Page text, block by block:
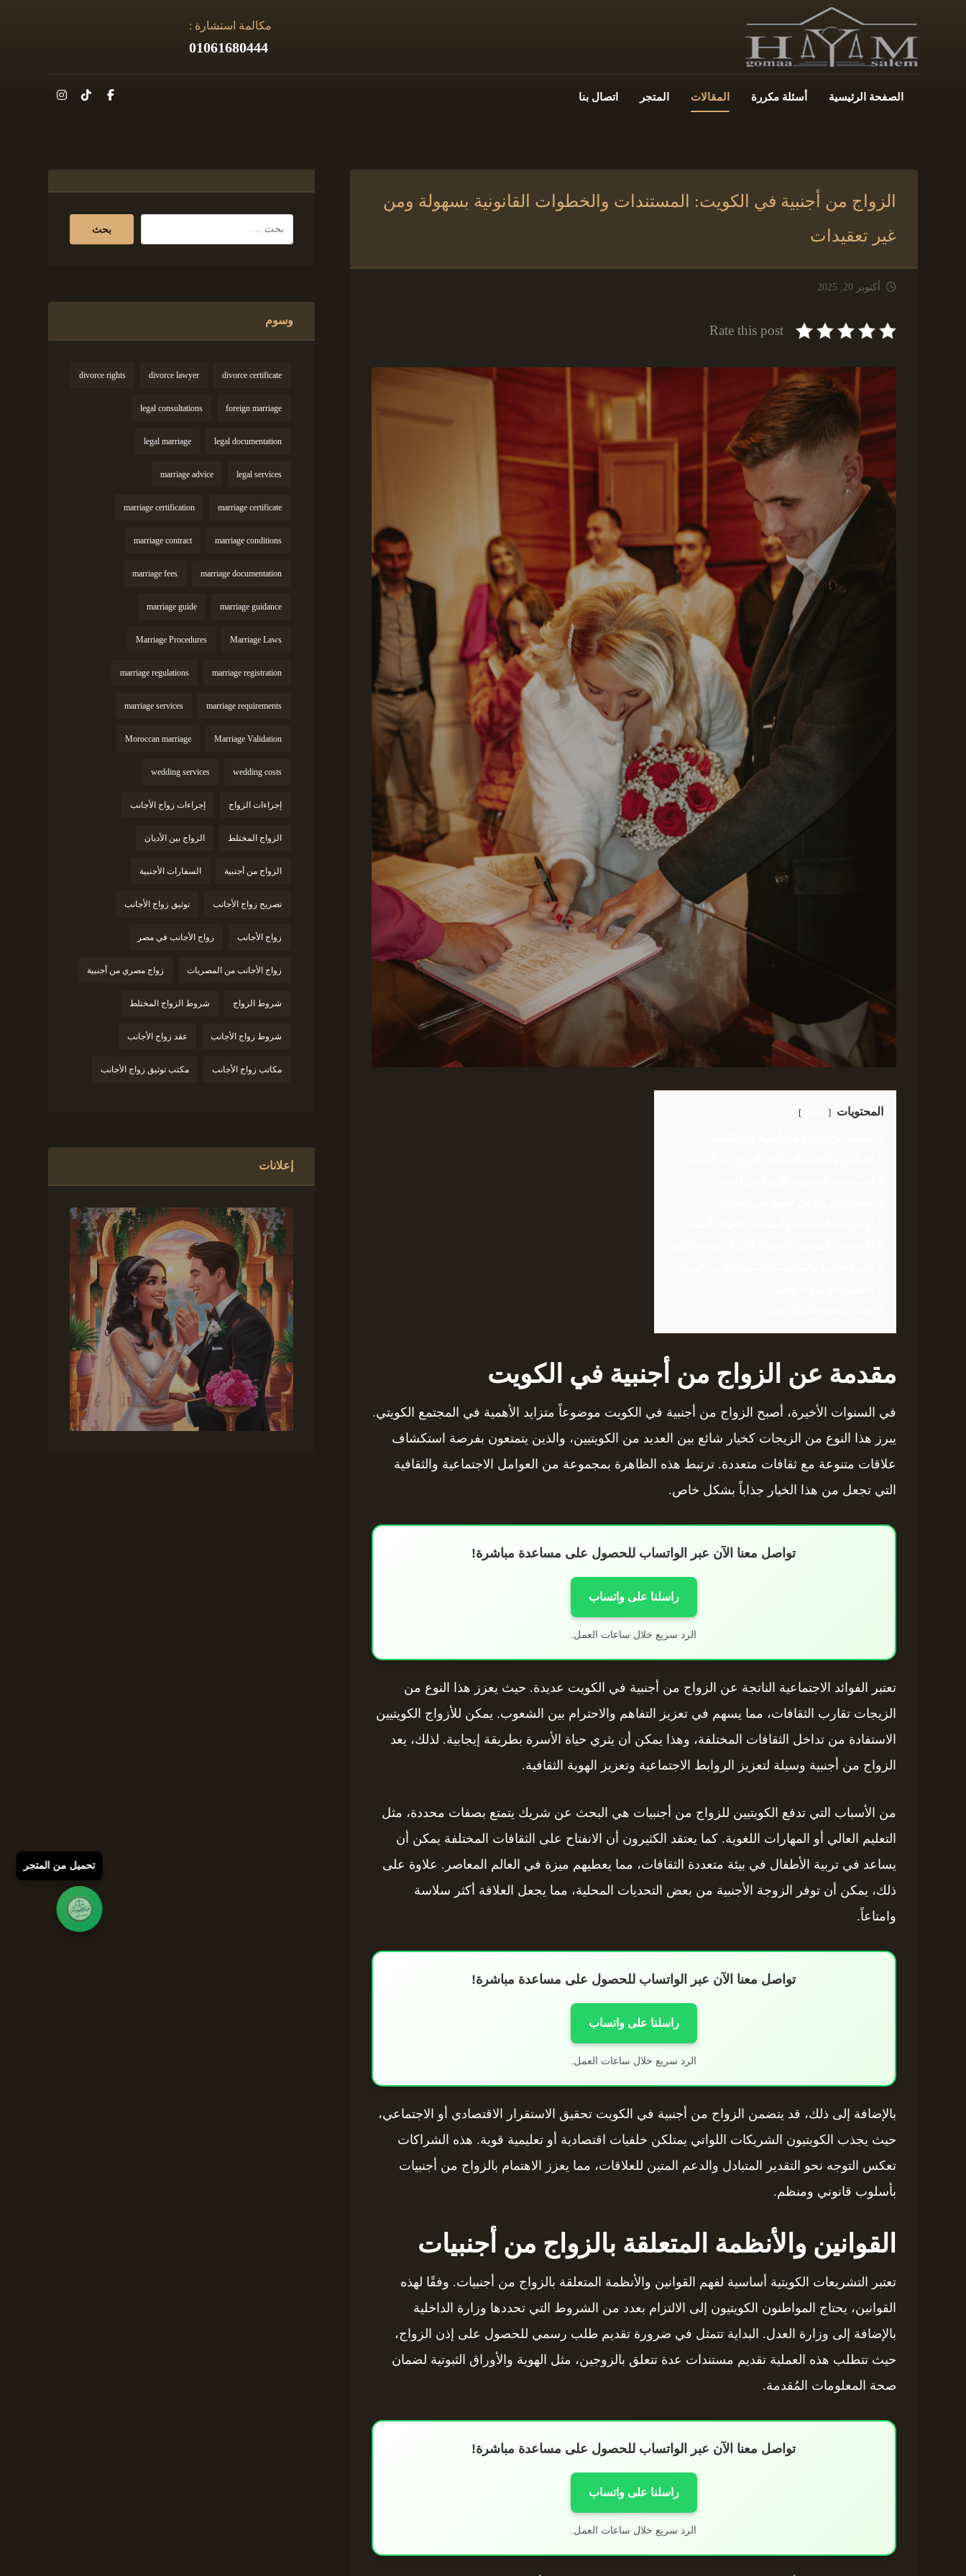
مكالمة استشارة :
01061680444
الصفحة الرئيسية أسئلة مكررة المقالات المتجر اتصال بنا
الزواج من أجنبية في الكويت: المستندات والخطوات القانونية بسهولة ومن
غير تعقيدات
أكتوبر 20, 2025
Rate this post
المحتويات
مقدمة عن الزواج من أجنبية في الكويت
في السنوات الأخيرة، أصبح الزواج من أجنبية في الكويت موضوعاً متزايد الأهمية في المجتمع الكويتي.
يبرز هذا النوع من الزيجات كخيار شائع بين العديد من الكويتيين، والذين يتمتعون بفرصة استكشاف
علاقات متنوعة مع ثقافات متعددة. ترتبط هذه الظاهرة بمجموعة من العوامل الاجتماعية والثقافية
التي تجعل من هذا الخيار جذاباً بشكل خاص.
تواصل معنا الآن عبر الواتساب للحصول على مساعدة مباشرة!
راسلنا على واتساب
الرد سريع خلال ساعات العمل.
تعتبر الفوائد الاجتماعية الناتجة عن الزواج من أجنبية في الكويت عديدة. حيث يعزز هذا النوع من
الزيجات تقارب الثقافات، مما يسهم في تعزيز التفاهم والاحترام بين الشعوب. يمكن للأزواج الكويتيين
الاستفادة من تداخل الثقافات المختلفة، وهذا يمكن أن يثري حياة الأسرة بطريقة إيجابية. لذلك، يعد
الزواج من أجنبية وسيلة لتعزيز الروابط الاجتماعية وتعزيز الهوية الثقافية.
من الأسباب التي تدفع الكويتيين للزواج من أجنبيات هي البحث عن شريك يتمتع بصفات محددة، مثل
التعليم العالي أو المهارات اللغوية. كما يعتقد الكثيرون أن الانفتاح على الثقافات المختلفة يمكن أن
يساعد في تربية الأطفال في بيئة متعددة الثقافات، مما يعطيهم ميزة في العالم المعاصر. علاوة على
ذلك، يمكن أن توفر الزوجة الأجنبية من بعض التحديات المحلية، مما يجعل العلاقة أكثر سلاسة
وامتاعاً.
تواصل معنا الآن عبر الواتساب للحصول على مساعدة مباشرة!
راسلنا على واتساب
الرد سريع خلال ساعات العمل.
بالإضافة إلى ذلك، قد يتضمن الزواج من أجنبية في الكويت تحقيق الاستقرار الاقتصادي أو الاجتماعي،
حيث يجذب الكويتيون الشريكات اللواتي يمتلكن خلفيات اقتصادية أو تعليمية قوية. هذه الشراكات
تعكس التوجه نحو التقدير المتبادل والدعم المتين للعلاقات، مما يعزز الاهتمام بالزواج من أجنبيات
بأسلوب قانوني ومنظم.
القوانين والأنظمة المتعلقة بالزواج من أجنبيات
تعتبر التشريعات الكويتية أساسية لفهم القوانين والأنظمة المتعلقة بالزواج من أجنبيات. وفقًا لهذه
القوانين، يحتاج المواطنون الكويتيون إلى الالتزام بعدد من الشروط التي تحددها وزارة الداخلية
بالإضافة إلى وزارة العدل. البداية تتمثل في ضرورة تقديم طلب رسمي للحصول على إذن الزواج،
حيث تتطلب هذه العملية تقديم مستندات عدة تتعلق بالزوجين، مثل الهوية والأوراق الثبوتية لضمان
صحة المعلومات المُقدمة.
تواصل معنا الآن عبر الواتساب للحصول على مساعدة مباشرة!
راسلنا على واتساب
الرد سريع خلال ساعات العمل.
وسوم
divorce certificate
divorce lawyer
divorce rights
foreign marriage
legal consultations
legal documentation
legal marriage
legal services
marriage advice
marriage certificate
marriage certification
marriage conditions
marriage contract
marriage documentation
marriage fees
marriage guidance
marriage guide
Marriage Laws
Marriage Procedures
marriage registration
marriage regulations
marriage requirements
marriage services
Marriage Validation
Moroccan marriage
wedding costs
wedding services
إجراءات الزواج إجراءات زواج الأجانب
الزواج المختلط الزواج بين الأديان
الزواج من أجنبية السفارات الأجنبية
تصريح زواج الأجانب توثيق زواج الأجانب
زواج الأجانب زواج الأجانب في مصر
زواج الأجانب من المصريات زواج مصري من أجنبية
شروط الزواج شروط الزواج المختلط
شروط زواج الأجانب عقد زواج الأجانب
مكاتب زواج الأجانب مكتب توثيق زواج الأجانب
إعلانات
تحميل من المتجر